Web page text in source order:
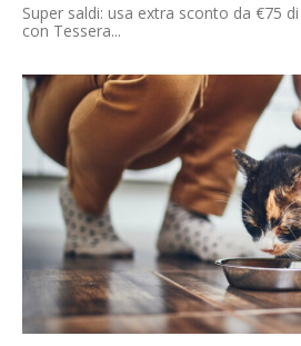
Super saldi: usa extra sconto da €75
con Tessera...